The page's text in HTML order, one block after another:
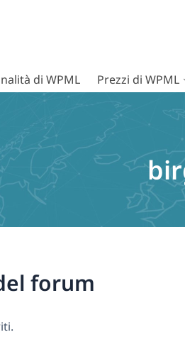
di WPML Prezzi di WPML
forum